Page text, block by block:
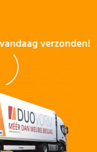
verzonden!